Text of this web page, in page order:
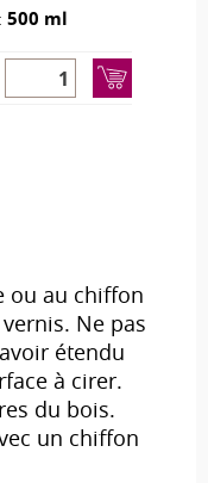
500 ml
ou au chiffon
Ne pas
étendu
à cirer.
du bois.
un chiffon